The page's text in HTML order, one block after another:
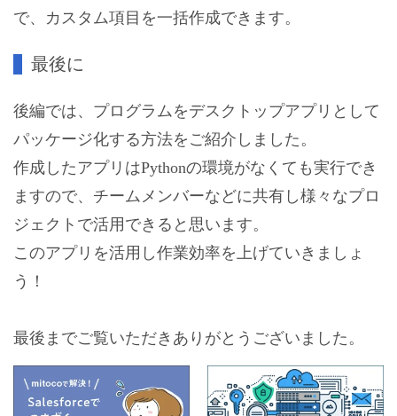
で、カスタム項目を一括作成できます。
最後に
後編では、プログラムをデスクトップアプリとして
パッケージ化する方法をご紹介しました。
作成したアプリはPythonの環境がなくても実行でき
ますので、チームメンバーなどに共有し様々なプロ
ジェクトで活用できると思います。
このアプリを活用し作業効率を上げていきましょ
う！
最後までご覧いただきありがとうございました。